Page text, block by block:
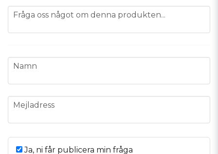
question
Fråga oss något om denna produkten...
name
Namn
email
Mejladress
Ja, ni får publicera min fråga